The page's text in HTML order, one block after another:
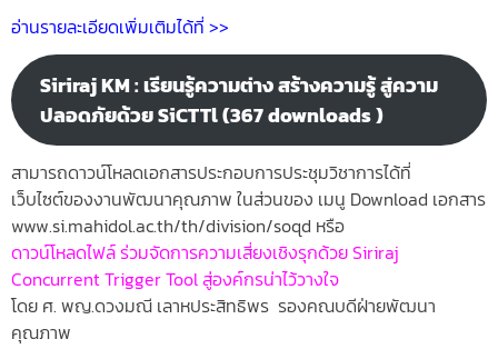
อ่านรายละเอียดเพิ่มเติมได้ที่ >>
Siriraj KM : เรียนรู้ความต่าง สร้างความรู้ สู่ความ
ปลอดภัยด้วย SiCTTl (367 downloads )
สามารถดาวน์โหลดเอกสารประกอบการประชุมวิชาการได้ที่
เว็บไซต์ของงานพัฒนาคุณภาพ ในส่วนของ เมนู Download เอกสาร
www.si.mahidol.ac.th/th/division/soqd หรือ
ดาวน์โหลดไฟล์ร่วมจัดการความเสี่ยงเชิงรุกด้วย Siriraj
Concurrent Trigger Tool สู่องค์กรน่าไว้วางใจ
โดย ศ. พญ.ดวงมณี เลาหประสิทธิพร รองคณบดีฝ่ายพัฒนา
คุณภาพ